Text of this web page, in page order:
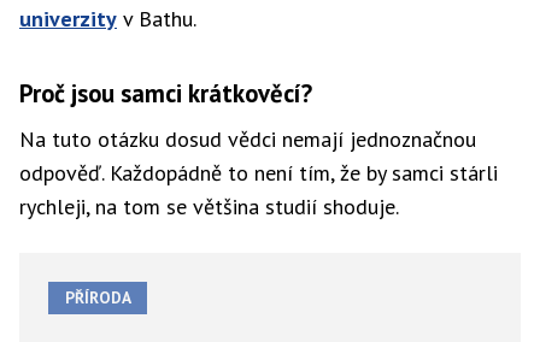
univerzity v Bathu.
Proč jsou samci krátkověcí?
Na tuto otázku dosud vědci nemají jednoznačnou
odpověď. Každopádně to není tím, že by samci stárli
rychleji, na tom se většina studií shoduje.
PŘÍRODA